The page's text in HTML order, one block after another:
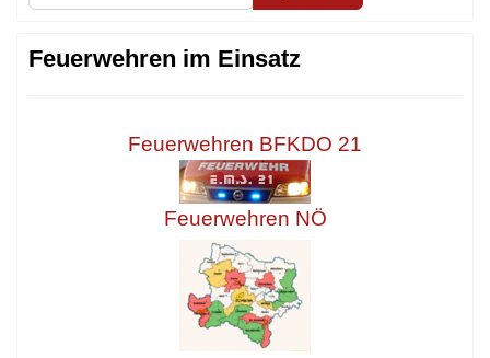
Feuerwehren im Einsatz
Feuerwehren BFKDO 21
Feuerwehren NÖ